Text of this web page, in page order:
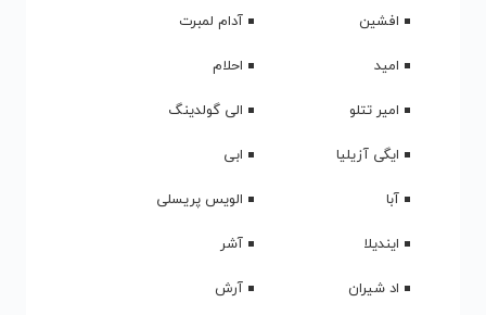
افشین
آدام لمبرت
امید
احلام
امیر تتلو
الی گولدینگ
ایگی آزیلیا
ابی
آبا
الویس پریسلی
ایندیلا
آشر
اد شیران
آرش